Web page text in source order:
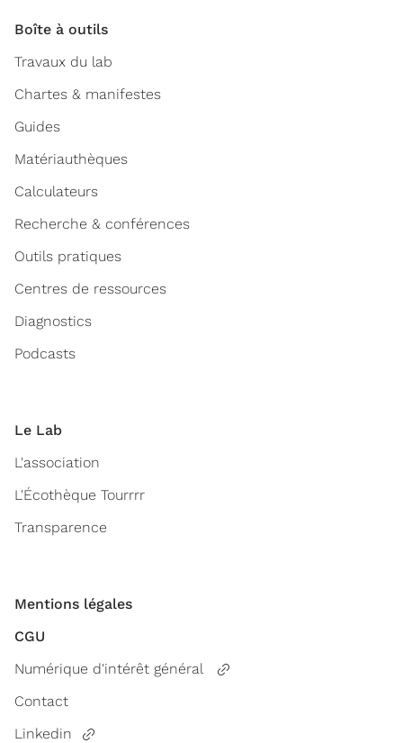
Boîte à outils
Travaux du lab
Chartes & manifestes
Guides
Matériauthèques
Calculateurs
Recherche & conférences
Outils pratiques
Centres de ressources
Diagnostics
Podcasts
Le Lab
L'association
L'Écothèque Tourrrr
Transparence
Mentions légales
CGU
Numérique d'intérêt général
Contact
Linkedin